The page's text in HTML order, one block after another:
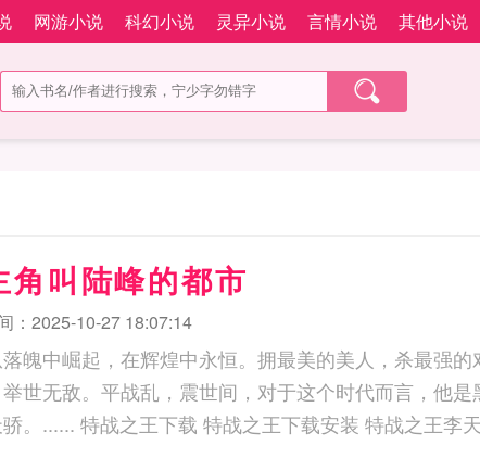
网游小说 科幻小说 灵异小说 言情小说 其他小说
角叫陆峰的都市
：2025-10-27 18:07:14
魄中崛起，在辉煌中永恒。拥最美的美人，杀最强
世无敌。平战乱，震世间，对于这个时代而言，他是
李天澜免费阅读 特战之王破